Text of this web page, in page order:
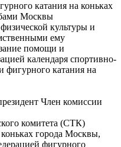
катания на коньках
Москвы
культуры и
ему
помощи и
календаря спортивно-
фигурного катания на
Член комиссии
комитета (СТК)
города Москвы,
фигурного